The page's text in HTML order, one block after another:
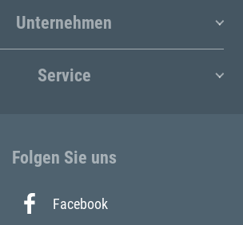
Unternehmen
Service
Folgen Sie uns
Facebook